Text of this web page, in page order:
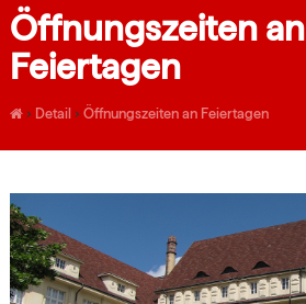
Öffnungszeiten an
Feiertagen
› Detail › Öffnungszeiten an Feiertagen